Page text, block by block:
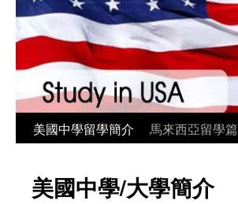
美國中學留學簡介 馬來西亞留學篇
美國中學/大學簡介